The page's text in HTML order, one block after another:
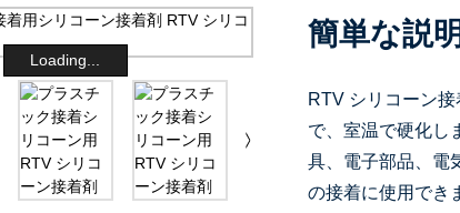
Loading...
簡単な説
RTV シリコーン
で、室温で硬化し
具、電子部品、電
の接着に使用でき